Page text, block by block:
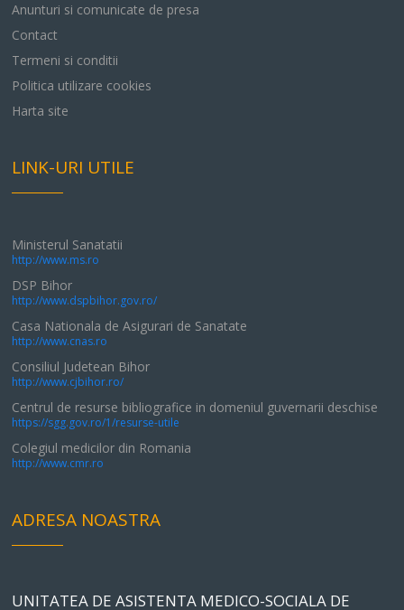
Anunturi si comunicate de presa
Contact
Termeni si conditii
Politica utilizare cookies
Harta site
LINK-URI UTILE
Ministerul Sanatatii
http://www.ms.ro
DSP Bihor
http://www.dspbihor.gov.ro/
Casa Nationala de Asigurari de Sanatate
http://www.cnas.ro
Consiliul Judetean Bihor
http://www.cjbihor.ro/
Centrul de resurse bibliografice in domeniul guvernarii deschise
https://sgg.gov.ro/1/resurse-utile
Colegiul medicilor din Romania
http://www.cmr.ro
ADRESA NOASTRA
UNITATEA DE ASISTENTA MEDICO-SOCIALA DE